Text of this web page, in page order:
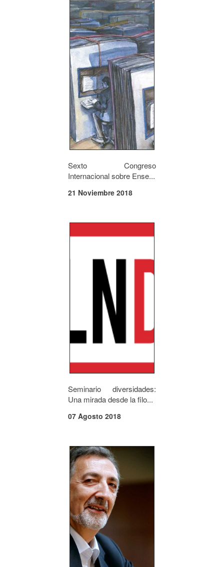
Sexto Congreso
Internacional sobre Ense...
21 Noviembre 2018
Seminario diversidades:
Una mirada desde la filo...
07 Agosto 2018